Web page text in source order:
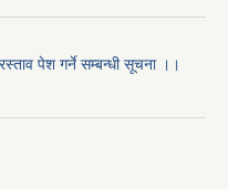
पेश गर्ने सम्बन्धी सूचना ।।